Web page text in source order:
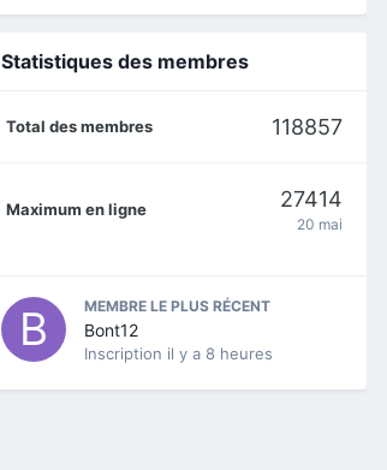
Statistiques des membres
Total des membres 118857
Maximum en ligne 27414
20 mai
MEMBRE LE PLUS RÉCENT
Bont12
Inscription il y a 8 heures